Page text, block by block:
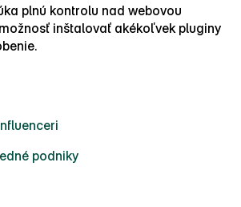
plnú kontrolu nad webovou
inštalovať akékoľvek pluginy
podniky